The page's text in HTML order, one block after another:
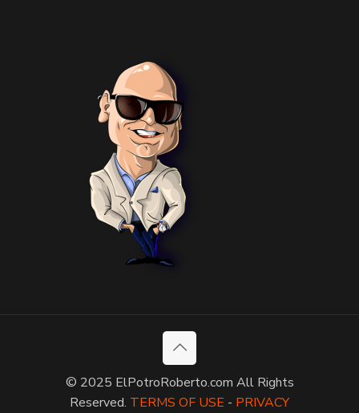
© 2025 ElPotroRoberto.com All Rights
Reserved. TERMS OF USE - PRIVACY